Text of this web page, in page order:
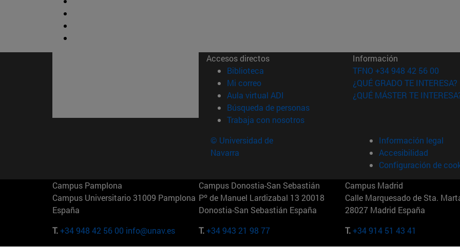
Accesos directos
Biblioteca (abre en nueva ventana)
Mi correo(abre en nueva ventana)
Aula virtual ADI (abre en nueva ventana)
Búsqueda de personas(abre en nueva ventana)
Trabaja con nosotros(abre en nueva ventana)
Información
TFNO +34 948 42 56 00
¿QUÉ GRADO TE INTERESA?
¿QUÉ MÁSTER TE
© Universidad de
Navarra
Información legal
Accesibilidad
Configuración de
Campus Pamplona
Campus Universitario 31009 Pamplona
España
T.+34 948 42 56 00 info@unav.es
Campus Donostia-San Sebastián
Pº de Manuel Lardizabal 13 20018
Donostia-San Sebastián España
T.+34 943 21 98 77
Campus Madrid
Calle Marquesado de Sta.
28027 Madrid España
T.+34 914 51 43 41